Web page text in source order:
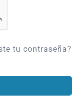
tu contraseña?